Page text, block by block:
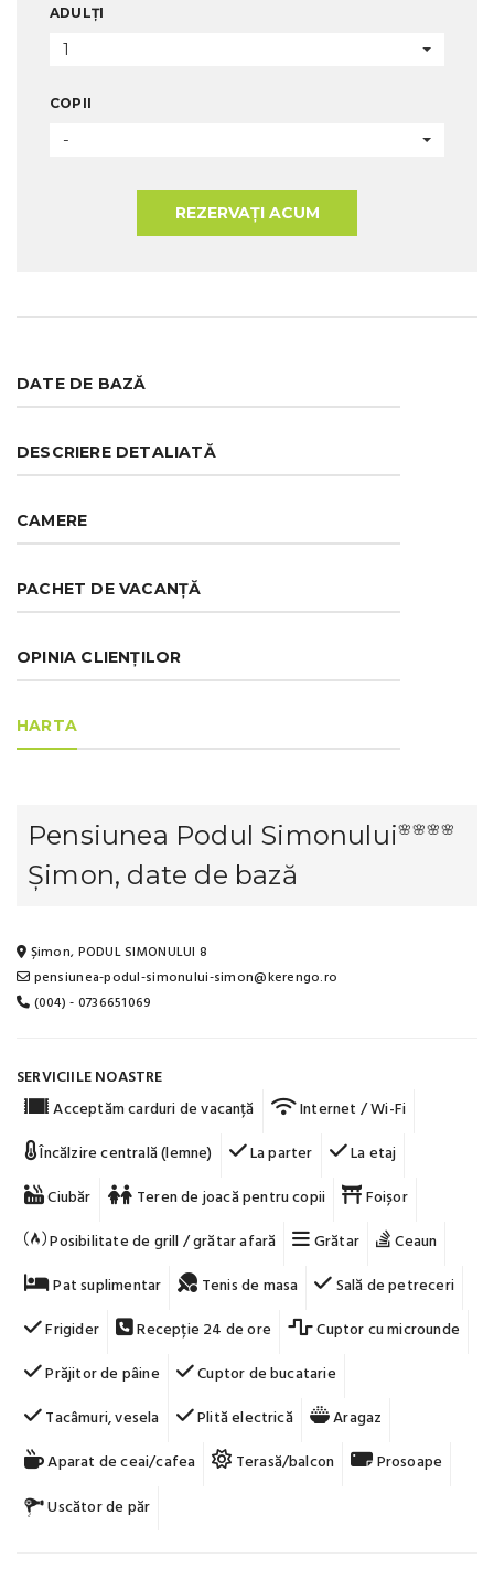
ADULȚI
1
COPII
-
REZERVAȚI ACUM
DATE DE BAZĂ
DESCRIERE DETALIATĂ
CAMERE
PACHET DE VACANȚĂ
OPINIA CLIENȚILOR
HARTA
Pensiunea Podul Simonului🌸🌸🌸🌸
Șimon, date de bază
Șimon, PODUL SIMONULUI 8
pensiunea-podul-simonului-simon@kerengo.ro
(004) - 0736651069
SERVICIILE NOASTRE
Acceptăm carduri de vacanță
Internet / Wi-Fi
Încălzire centrală (lemne)
La parter
La etaj
Ciubăr
Teren de joacă pentru copii
Foișor
Posibilitate de grill / grătar afară
Grătar
Ceaun
Pat suplimentar
Tenis de masa
Sală de petreceri
Frigider
Recepție 24 de ore
Cuptor cu microunde
Prăjitor de pâine
Cuptor de bucatarie
Tacâmuri, vesela
Plită electrică
Aragaz
Aparat de ceai/cafea
Terasă/balcon
Prosoape
Uscător de păr